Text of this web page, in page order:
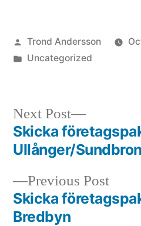
Posted
by
Trond Andersson
Posted
Uncategorized
Post
navigation
Previous Post
post:
Skicka
Bredbyn
Next Post
Next
post:
Skicka
Ullånger/Sundbron